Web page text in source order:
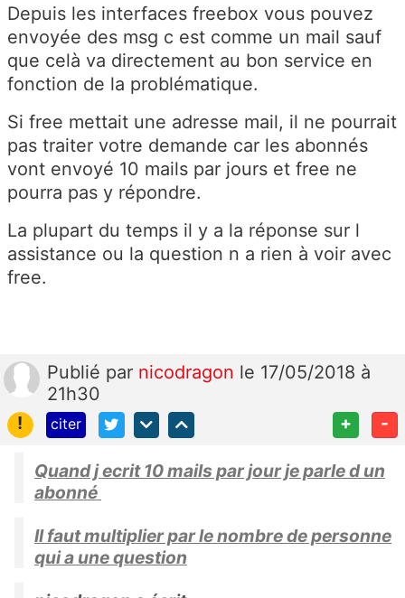
Depuis les interfaces freebox vous pouvez
envoyée des msg c est comme un mail sauf
que celà va directement au bon service en
fonction de la problématique.
Si free mettait une adresse mail, il ne pourrait
pas traiter votre demande car les abonnés
vont envoyé 10 mails par jours et free ne
pourra pas y répondre.
La plupart du temps il y a la réponse sur l
assistance ou la question n a rien à voir avec
free.
Publié par nicodragon le 17/05/2018 à
21h30
!
citer + -
Quand j ecrit 10 mails par jour je parle d un
abonné
Il faut multiplier par le nombre de personne
qui a une question